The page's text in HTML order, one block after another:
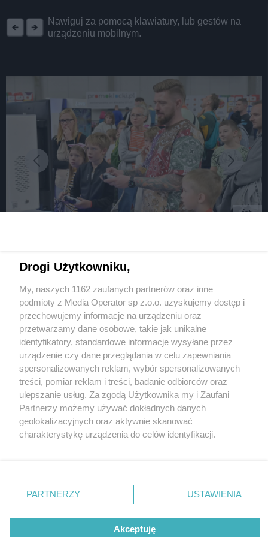
Nawiguj za pomocą klawiatury, lub gestów na
urządzeniu mobilnym.
fot:
«Arena» stanie się adresem raju klockarzy –
przynajmniej w sobotę i niedzielę
3 / 14
Klockon bedzin przed nami
kolejna edycja imprezy 2
Wydawca mediów lokalnych
Nie zapomnij
zapoznać się z:
polityką prywatności
Twojemiasto
Piekary Śląskie
Chorzów
Tarnowskie Góry
Gliwice
Skontakuj sięz nami
Kontakt
Redakcja
Newsletter
Drogi Użytkowniku,
My, naszych 1162 zaufanych partnerów oraz inne
podmioty z Media Operator sp z.o.o. uzyskujemy dostęp i
przechowujemy informacje na urządzeniu oraz
przetwarzamy dane osobowe, takie jak unikalne
identyfikatory, standardowe informacje wysyłane przez
urządzenie czy dane przeglądania w celu zapewniania
spersonalizowanych reklam, wybór spersonalizowanych
treści, pomiar reklam i treści, badanie odbiorców oraz
ulepszanie usług. Za zgodą Użytkownika my i Zaufani
Partnerzy możemy używać dokładnych danych
geolokalizacyjnych oraz aktywnie skanować
charakterystykę urządzenia do celów identyfikacji.
zmienić/wycofać klikając przycisk ustawień prywatności
znajdujący się w lewym dolnym rogu strony
rodzaje przetwarzania danych nie wymagają zgody
użytkownika, ale masz prawo sprzeciwić się takiemu
PARTNERZY USTAWIENIA
Akceptuję